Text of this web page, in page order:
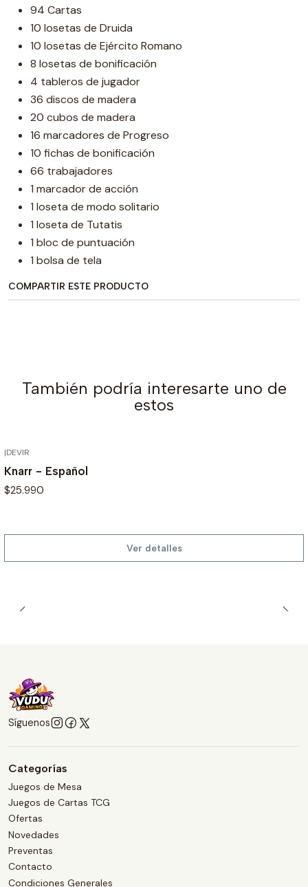
94 Cartas
10 losetas de Druida
10 losetas de Ejército Romano
8 losetas de bonificación
4 tableros de jugador
36 discos de madera
20 cubos de madera
16 marcadores de Progreso
10 fichas de bonificación
66 trabajadores
1 marcador de acción
1 loseta de modo solitario
1 loseta de Tutatis
1 bloc de puntuación
1 bolsa de tela
COMPARTIR ESTE PRODUCTO
También podría interesarte uno de
estos
|DEVIR
Knarr - Español
$25.990
Ver detalles
Síguenos
Categorías
Juegos de Mesa
Juegos de Cartas TCG
Ofertas
Novedades
Preventas
Contacto
Condiciones Generales